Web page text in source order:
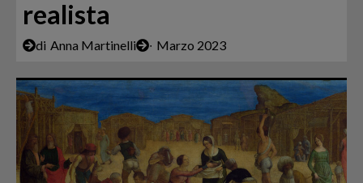
realista
di Anna Martinelli ∙ Marzo 2023